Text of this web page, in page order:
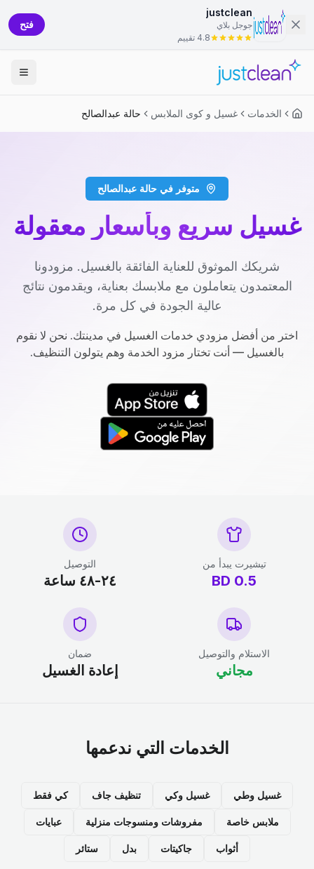
justclean
جوجل بلاي
4.8 تقييم
فتح
الخدمات غسيل و كوى الملابس حالة عبدالصالح
متوفر في حالة عبدالصالح
غسيل سريع وبأسعار معقولة
شريكك الموثوق للعناية الفائقة بالغسيل. مزودونا
المعتمدون يتعاملون مع ملابسك بعناية، ويقدمون نتائج
عالية الجودة في كل مرة.
اختر من أفضل مزودي خدمات الغسيل في مدينتك. نحن لا نقوم
بالغسيل — أنت تختار مزود الخدمة وهم يتولون التنظيف.
تيشيرت يبدأ من
0.5
BD
التوصيل
٢٤-٤٨ ساعة
الاستلام والتوصيل
مجاني
ضمان
إعادة الغسيل
الخدمات التي ندعمها
غسيل وطي غسيل وكي تنظيف جاف كي فقط
ملابس خاصة مفروشات ومنسوجات منزلية عبايات
أثواب جاكيتات بدل ستائر